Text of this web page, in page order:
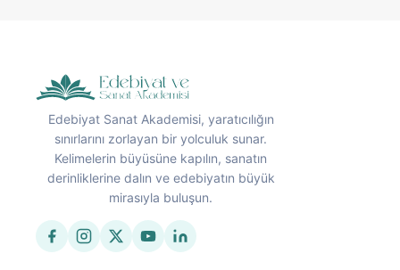
Edebiyat Sanat Akademisi, yaratıcılığın
sınırlarını zorlayan bir yolculuk sunar.
Kelimelerin büyüsüne kapılın, sanatın
derinliklerine dalın ve edebiyatın büyük
mirasıyla buluşun.